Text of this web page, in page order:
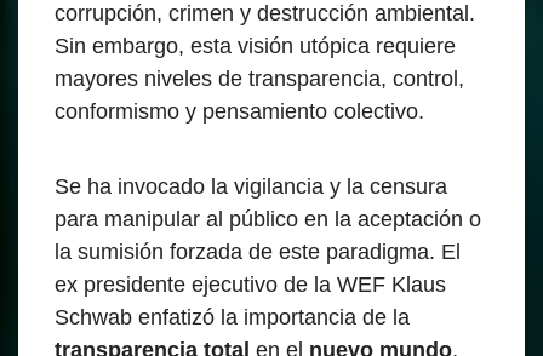
corrupción, crimen y destrucción ambiental.
Sin embargo, esta visión utópica requiere
mayores niveles de transparencia, control,
conformismo y pensamiento colectivo.
Se ha invocado la vigilancia y la censura
para manipular al público en la aceptación o
la sumisión forzada de este paradigma. El
ex presidente ejecutivo de la WEF Klaus
Schwab enfatizó la importancia de la
transparencia total en el nuevo mundo,